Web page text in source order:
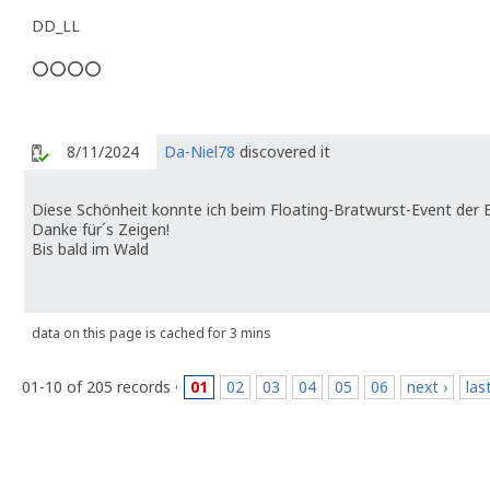
DD_LL
⭕⭕⭕⭕
8/11/2024 Da-Niel78 discovered it
Diese Schönheit konnte ich beim Floating-Bratwurst-Event der
Danke für´s Zeigen!
Bis bald im Wald
data on this page is cached for 3 mins
01-10 of 205 records · 01 02 03 04 05 06 next ›